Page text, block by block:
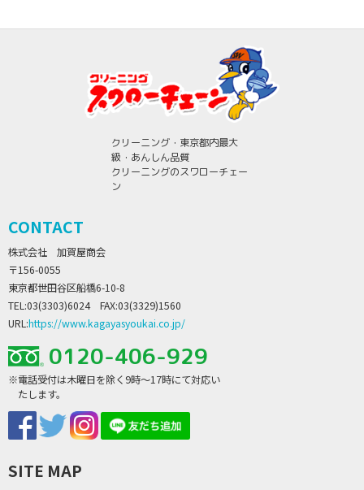
クリーニング・東京都内最大
級・あんしん品質
クリーニングのスワローチェー
ン
CONTACT
株式会社 加賀屋商会
〒156-0055
東京都世田谷区船橋6-10-8
TEL:03(3303)6024 FAX:03(3329)1560
URL:https://www.kagayasyoukai.co.jp/
0120-406-929
※電話受付は木曜日を除く9時～17時にて対応い
たします。
SITE MAP